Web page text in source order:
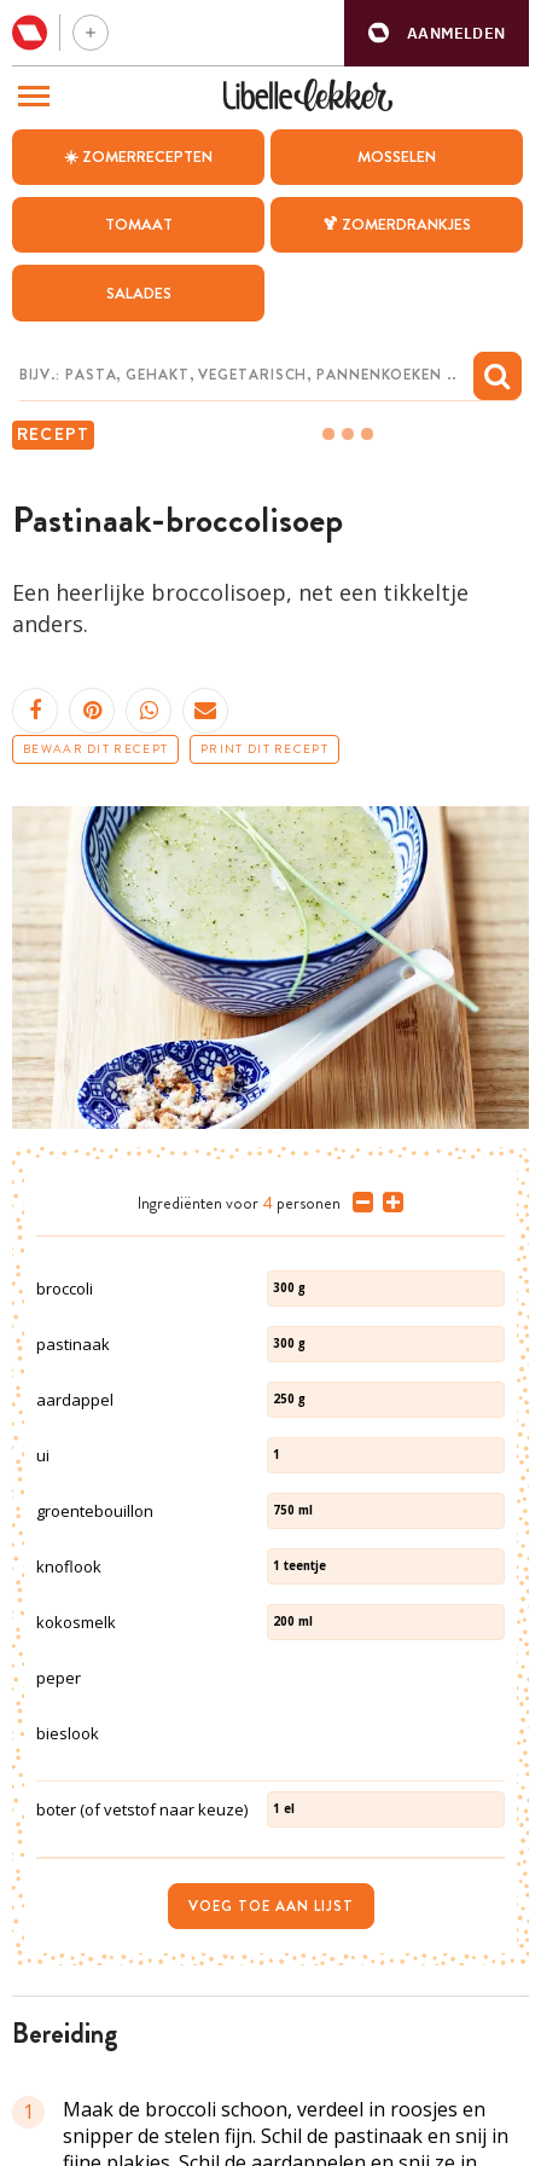
AANMELDEN
☀️ ZOMERRECEPTEN MOSSELEN
TOMAAT 🍹 ZOMERDRANKJES
SALADES
RECEPT
Pastinaak-broccolisoep
Een heerlijke broccolisoep, net een tikkeltje
anders.
BEWAAR DIT RECEPT PRINT DIT RECEPT
bereiding
1
Maak de broccoli schoon, verdeel in roosjes en
snipper de stelen fijn. Schil de pastinaak en snij in
Ingrediënten voor 4 personen
broccoli 300 g
pastinaak 300 g
aardappel 250 g
ui 1
groentebouillon 750 ml
knoflook 1 teentje
kokosmelk 200 ml
peper
bieslook
boter (of vetstof naar keuze) 1 el
VOEG TOE AAN LIJST
BEZOEK ONZE ANDERE WEBSITES
WEEKMENU
CHAT MET MAIA
MIJN BEWAARDE RECEPTEN